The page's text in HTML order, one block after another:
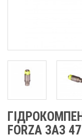
FORZA ЗАЗ